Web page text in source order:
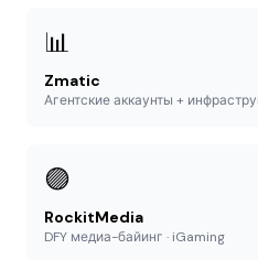
📊
Zmatic
Агентские аккаунты +
🟣
RockitMedia
DFY медиа-байинг · iGaming